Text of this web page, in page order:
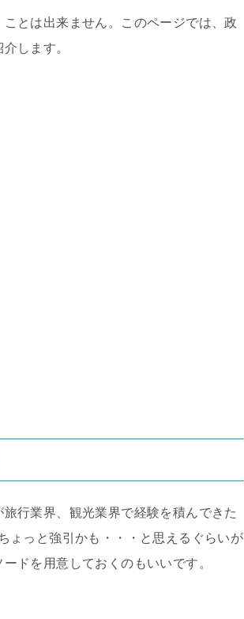
とは出来ません。このページでは、政
します。
行業界、観光業界で経験を積んできた
ょっと強引かも・・・と思えるぐらいが
ドを用意しておくのもいいです。